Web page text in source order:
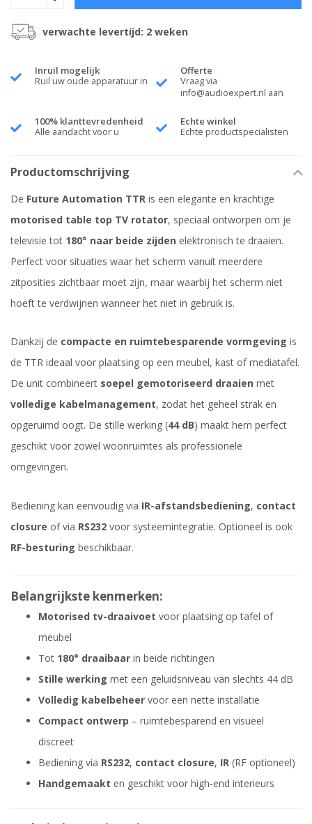
verwachte levertijd: 2 weken
Inruil mogelijk
Ruil uw oude apparatuur in
Offerte
Vraag via
info@audioexpert.nl aan
100% klanttevredenheid
Alle aandacht voor u
Echte winkel
Echte productspecialisten
Productomschrijving
De Future Automation TTR is een elegante en krachtige
motorised table top TV rotator, speciaal ontworpen om je
televisie tot 180° naar beide zijden elektronisch te draaien.
Perfect voor situaties waar het scherm vanuit meerdere
zitposities zichtbaar moet zijn, maar waarbij het scherm niet
hoeft te verdwijnen wanneer het niet in gebruik is.
Dankzij de compacte en ruimtebesparende vormgeving is
de TTR ideaal voor plaatsing op een meubel, kast of mediatafel.
De unit combineert soepel gemotoriseerd draaien met
volledige kabelmanagement, zodat het geheel strak en
opgeruimd oogt. De stille werking (44 dB) maakt hem perfect
geschikt voor zowel woonruimtes als professionele
omgevingen.
Bediening kan eenvoudig via IR-afstandsbediening, contact
closure of via RS232 voor systeemintegratie. Optioneel is ook
RF-besturing beschikbaar.
Belangrijkste kenmerken:
Motorised tv-draaivoet voor plaatsing op tafel of
meubel
Tot 180° draaibaar in beide richtingen
Stille werking met een geluidsniveau van slechts 44 dB
Volledig kabelbeheer voor een nette installatie
Compact ontwerp – ruimtebesparend en visueel
discreet
Bediening via RS232, contact closure, IR (RF optioneel)
Handgemaakt en geschikt voor high-end interieurs